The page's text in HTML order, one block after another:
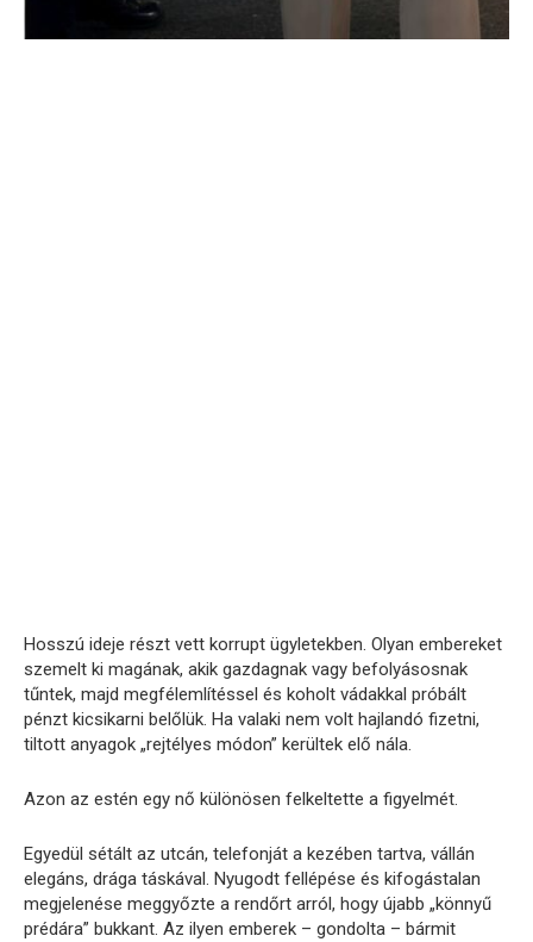
Hosszú ideje részt vett korrupt ügyletekben. Olyan embereket
szemelt ki magának, akik gazdagnak vagy befolyásosnak
tűntek, majd megfélemlítéssel és koholt vádakkal próbált
pénzt kicsikarni belőlük. Ha valaki nem volt hajlandó fizetni,
tiltott anyagok „rejtélyes módon” kerültek elő nála.
Azon az estén egy nő különösen felkeltette a figyelmét.
Egyedül sétált az utcán, telefonját a kezében tartva, vállán
elegáns, drága táskával. Nyugodt fellépése és kifogástalan
megjelenése meggyőzte a rendőrt arról, hogy újabb „könnyű
prédára” bukkant. Az ilyen emberek – gondolta – bármit